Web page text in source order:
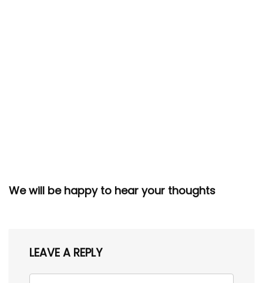
We will be happy to hear your thoughts
LEAVE A REPLY